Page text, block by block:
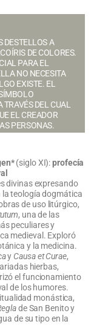
DESTELLOS A
DE COLORES.
PARA EL
NO NECESITA
EXISTE. EL
DEL CUAL
EL CREADOR
PERSONAS.
(siglo XI):profecía
divinas expresando
la teología dogmática
de uso litúrgico,
, una de las
peculiares y
medieval. Exploró
y la medicina.
y Causa et Curae,
hierbas,
el funcionamiento
de los humores.
monástica,
de San Benito y
de su tipo en la